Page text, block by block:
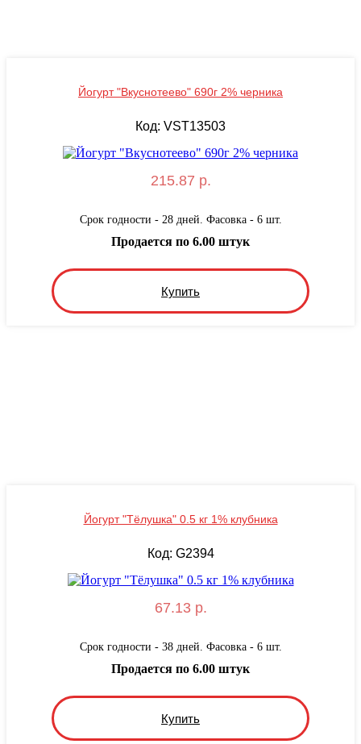
Йогурт "Вкуснотеево" 690г 2% черника
Код: VST13503
215.87 р.
Срок годности - 28 дней. Фасовка - 6 шт.
Купить
Продается по 6.00 штук
Йогурт "Тёлушка" 0.5 кг 1% клубника
Код: G2394
67.13 р.
Срок годности - 38 дней. Фасовка - 6 шт.
Купить
Продается по 6.00 штук